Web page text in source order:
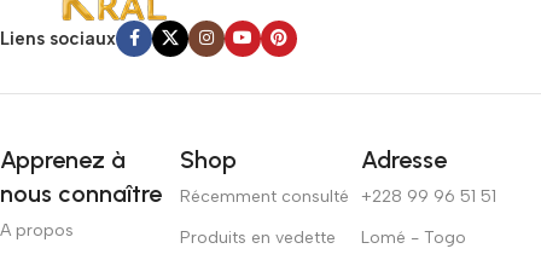
Liens sociaux
Apprenez à
nous connaître
A propos
Shop
Récemment consulté
Produits en vedette
Adresse
+228 99 96 51 51
Lomé - Togo